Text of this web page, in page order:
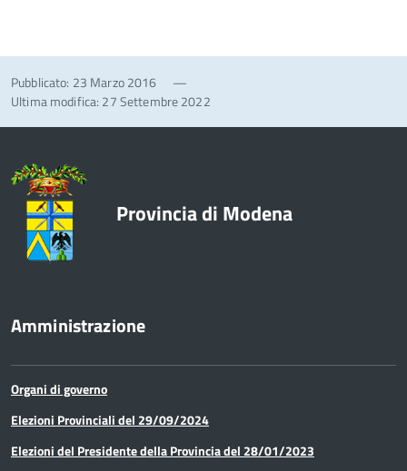
Pubblicato: 23 Marzo 2016
—
Ultima modifica: 27 Settembre 2022
Provincia di Modena
Amministrazione
Organi di governo
Elezioni Provinciali del 29/09/2024
Elezioni del Presidente della Provincia del 28/01/2023